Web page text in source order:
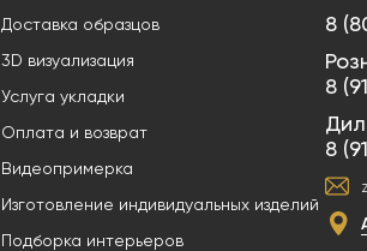
Доставка образцов
3D визуализация
Услуга укладки
Оплата и возврат
Видеопримерка
Изготовление индивидуальных изделий
Подборка интерьеров
8
8
8